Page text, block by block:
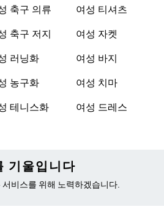
축구 의류
축구 저지
러닝화
농구화
테니스화
여성 티셔츠
여성 자켓
여성 바지
여성 치마
여성 드레스
기울입니다
비스를 위해 노력하겠습니다.